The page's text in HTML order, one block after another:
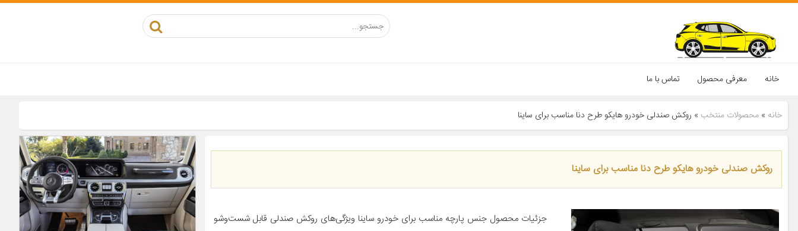
خانه معرفی محصول تماس با ما
خانه » محصولات منتخب » روکش صندلی خودرو هایکو طرح دنا مناسب برای ساینا
روکش صندلی خودرو هایکو طرح دنا مناسب برای ساینا
جزئیات محصول جنس پارچه مناسب برای خودرو ساینا ویژگی‌های روکش صندلی قابل شست‌وشو